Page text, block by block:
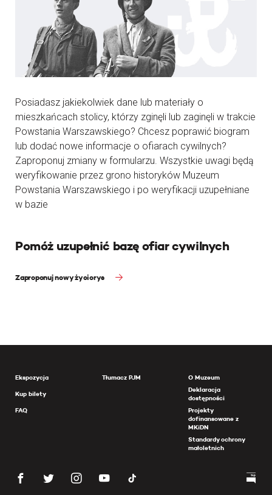
Posiadasz jakiekolwiek dane lub materiały o
mieszkańcach stolicy, którzy zginęli lub zaginęli w trakcie
Powstania Warszawskiego? Chcesz poprawić biogram
lub dodać nowe informacje o ofiarach cywilnych?
Zaproponuj zmiany w formularzu. Wszystkie uwagi będą
weryfikowanie przez grono historyków Muzeum
Powstania Warszawskiego i po weryfikacji uzupełniane
w bazie
Pomóż uzupełnić bazę ofiar cywilnych
Zaproponuj nowy życiorys
Ekspozycja
Kup bilety
FAQ
Tłumacz PJM
O Muzeum
Deklaracja
dostępności
Projekty
dofinansowane z
MKiDN
Standardy ochrony
małoletnich